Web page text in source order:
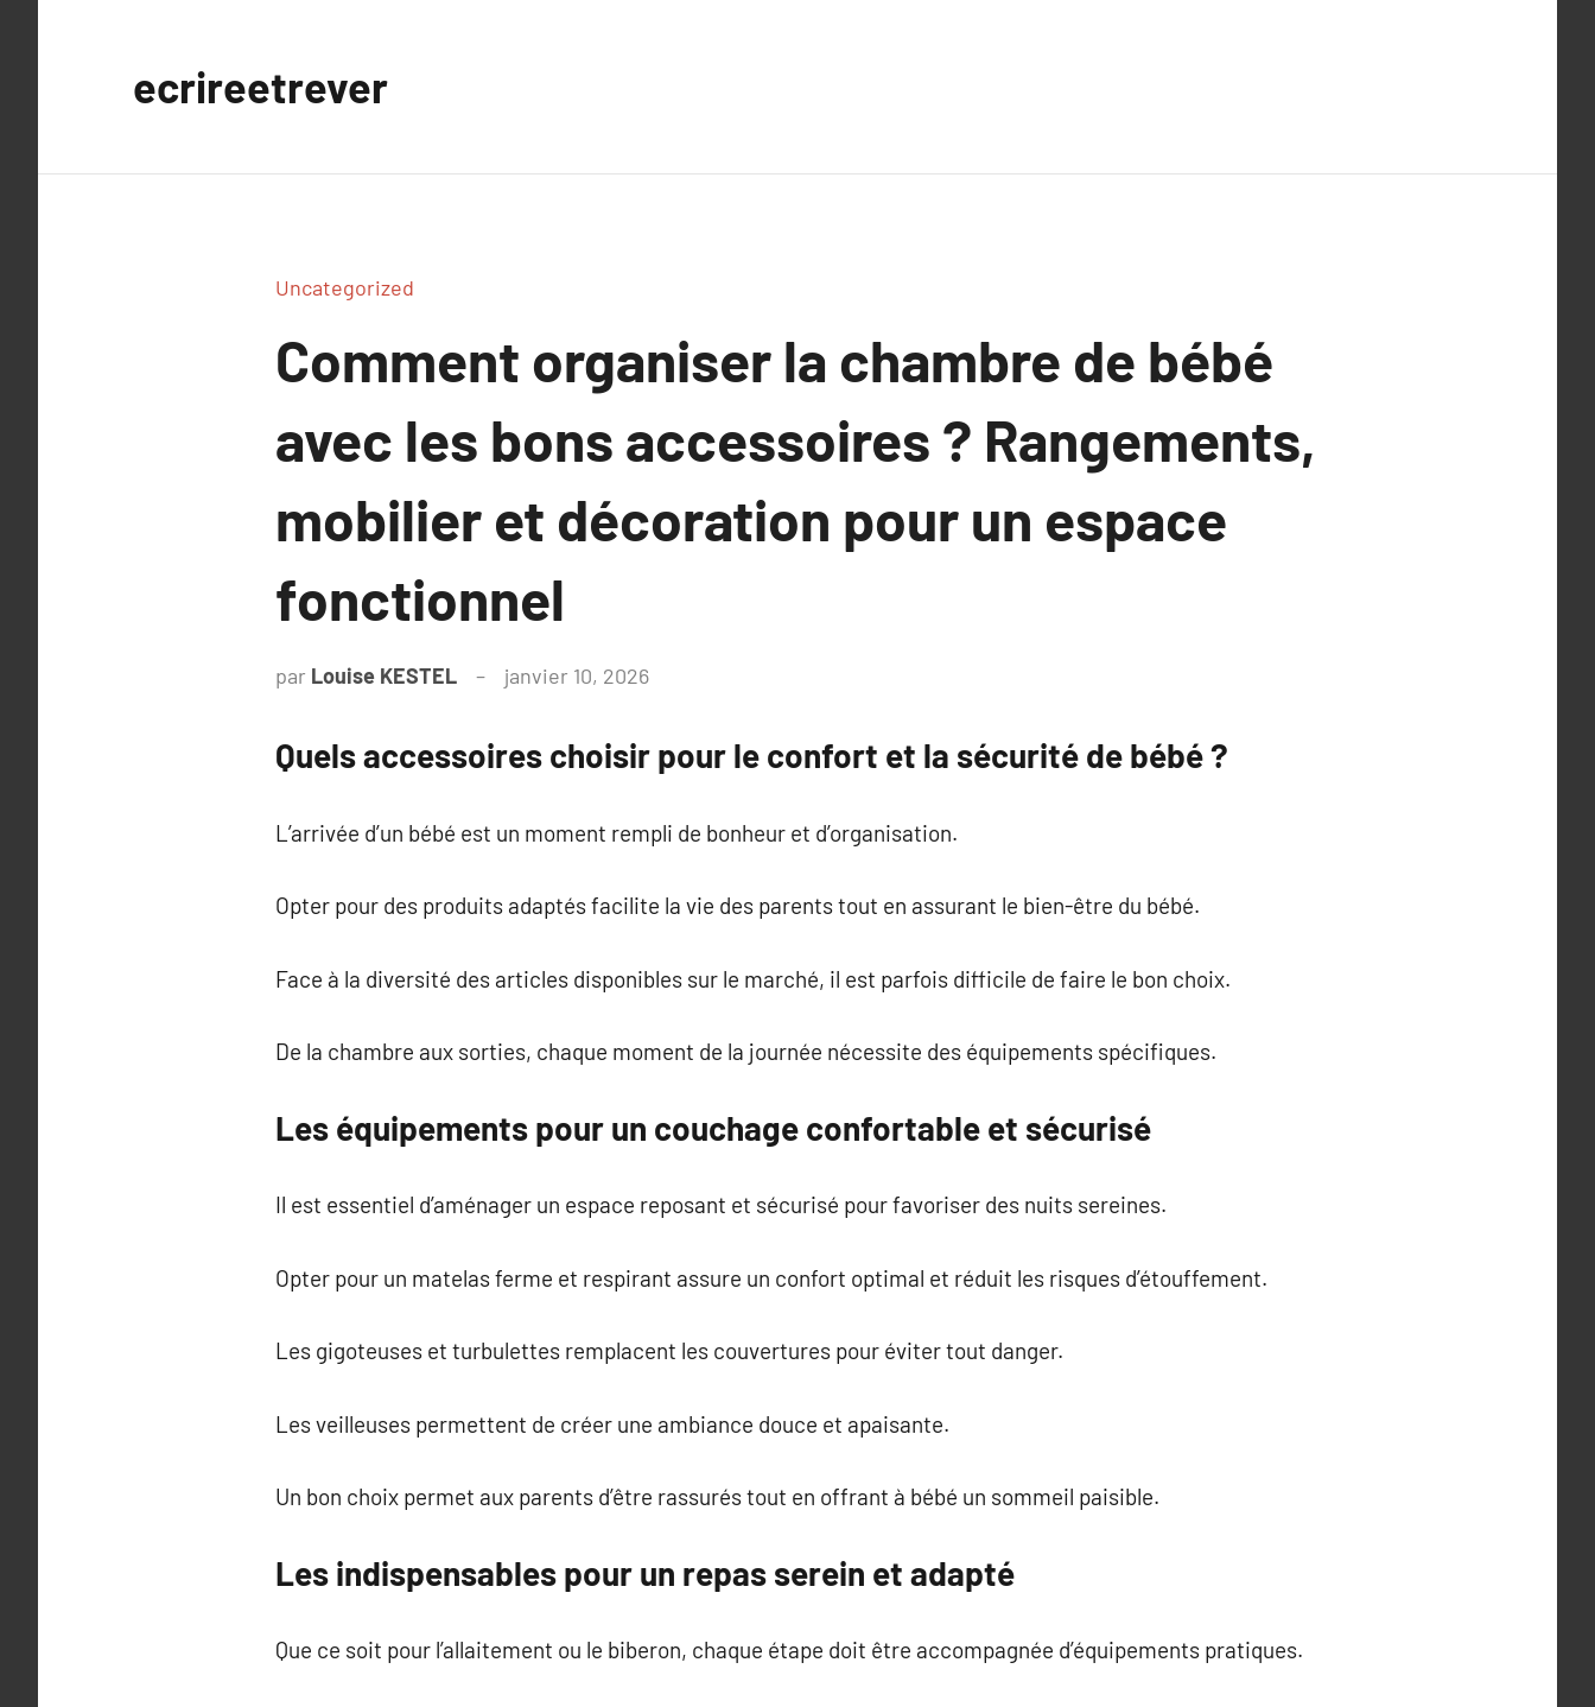
ecrireetrever
Uncategorized
Comment organiser la chambre de bébé
avec les bons accessoires ? Rangements,
mobilier et décoration pour un espace
fonctionnel
par Louise KESTEL janvier 10, 2026
Quels accessoires choisir pour le confort et la sécurité de bébé ?
L’arrivée d’un bébé est un moment rempli de bonheur et d’organisation.
Opter pour des produits adaptés facilite la vie des parents tout en assurant le bien-être du bébé.
Face à la diversité des articles disponibles sur le marché, il est parfois difficile de faire le bon choix.
De la chambre aux sorties, chaque moment de la journée nécessite des équipements spécifiques.
Les équipements pour un couchage confortable et sécurisé
Il est essentiel d’aménager un espace reposant et sécurisé pour favoriser des nuits sereines.
Opter pour un matelas ferme et respirant assure un confort optimal et réduit les risques d’étouffement.
Les gigoteuses et turbulettes remplacent les couvertures pour éviter tout danger.
Les veilleuses permettent de créer une ambiance douce et apaisante.
Un bon choix permet aux parents d’être rassurés tout en offrant à bébé un sommeil paisible.
Les indispensables pour un repas serein et adapté
Que ce soit pour l’allaitement ou le biberon, chaque étape doit être accompagnée d’équipements pratiques.